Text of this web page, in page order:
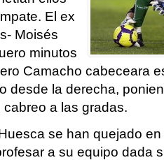
El ex
Moisés
minutos
Camacho cabeceara
desde la derecha,
a las gradas.
se han quejado
a su equipo dada